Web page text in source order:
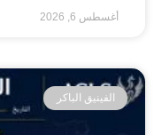
أغسطس 6, 2026
الفينيق الباكر